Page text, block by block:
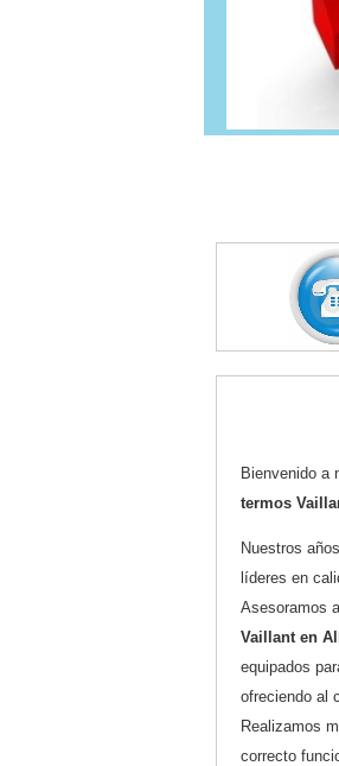
Bienvenido a
termos
Nuestros
líderes en
Asesoramos
Vaillant en
equipados
ofreciendo al
Realizamos
correcto